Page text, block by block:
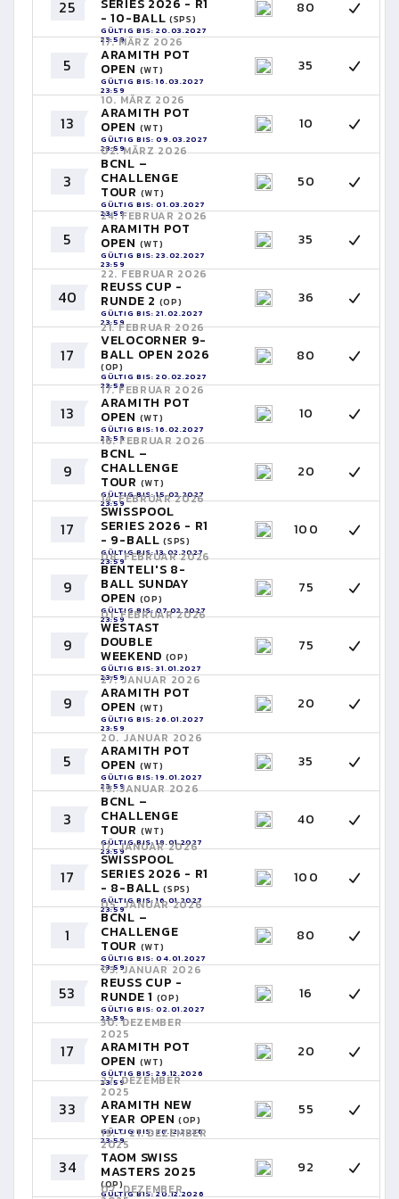
25 SERIES 2026 - R1
- 10-BALL (SPS)
GÜLTIG BIS: 20.03.2027
23:59
80
5
17. MÄRZ 2026
ARAMITH POT
OPEN (WT)
GÜLTIG BIS: 16.03.2027
23:59
35
13
10. MÄRZ 2026
ARAMITH POT
OPEN (WT)
GÜLTIG BIS: 09.03.2027
23:59
10
3
02. MÄRZ 2026
BCNL –
CHALLENGE
TOUR (WT)
GÜLTIG BIS: 01.03.2027
23:59
50
5
24. FEBRUAR 2026
ARAMITH POT
OPEN (WT)
GÜLTIG BIS: 23.02.2027
23:59
35
40
22. FEBRUAR 2026
REUSS CUP -
RUNDE 2 (OP)
GÜLTIG BIS: 21.02.2027
23:59
36
17
21. FEBRUAR 2026
VELOCORNER 9-
BALL OPEN 2026
(OP)
GÜLTIG BIS: 20.02.2027
23:59
80
13
17. FEBRUAR 2026
ARAMITH POT
OPEN (WT)
GÜLTIG BIS: 16.02.2027
23:59
10
9
16. FEBRUAR 2026
BCNL –
CHALLENGE
TOUR (WT)
GÜLTIG BIS: 15.02.2027
23:59
20
17
14. FEBRUAR 2026
SWISSPOOL
SERIES 2026 - R1
- 9-BALL(SPS)
GÜLTIG BIS: 13.02.2027
23:59
100
9
08. FEBRUAR 2026
BENTELI'S 8-
BALL SUNDAY
OPEN (OP)
GÜLTIG BIS: 07.02.2027
23:59
75
9
01. FEBRUAR 2026
WESTAST
DOUBLE
WEEKEND (OP)
GÜLTIG BIS: 31.01.2027
23:59
75
9
27. JANUAR 2026
ARAMITH POT
OPEN (WT)
GÜLTIG BIS: 26.01.2027
23:59
20
5
20. JANUAR 2026
ARAMITH POT
OPEN (WT)
GÜLTIG BIS: 19.01.2027
23:59
35
3
19. JANUAR 2026
BCNL –
CHALLENGE
TOUR (WT)
GÜLTIG BIS: 18.01.2027
23:59
40
17
17. JANUAR 2026
SWISSPOOL
SERIES 2026 - R1
- 8-BALL(SPS)
GÜLTIG BIS: 16.01.2027
23:59
100
1
05. JANUAR 2026
BCNL –
CHALLENGE
TOUR (WT)
GÜLTIG BIS: 04.01.2027
23:59
80
53
03. JANUAR 2026
REUSS CUP -
RUNDE 1 (OP)
GÜLTIG BIS: 02.01.2027
23:59
16
17
30. DEZEMBER
2025
ARAMITH POT
OPEN (WT)
GÜLTIG BIS: 29.12.2026
23:59
20
33
27. DEZEMBER
2025
ARAMITH NEW
YEAR OPEN (OP)
GÜLTIG BIS: 26.12.2026
23:59
55
34
19. - 21. DEZEMBER
2025
TAOM SWISS
MASTERS 2025
(OP)
GÜLTIG BIS: 20.12.2026
92
07. DEZEMBER